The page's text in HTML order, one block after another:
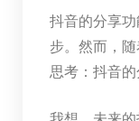
抖音的分享
步。然而，
思考：抖音